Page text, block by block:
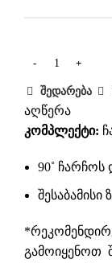
შედარება
აღწერა
კომპლექტი:
90˚ ჩარჩოს
გამოიყენოთ